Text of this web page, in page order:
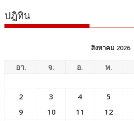
ปฎิทิน
สิงหาคม 2026
อา. จ. อ. พ.
2
3 4 5
9
10 11 12